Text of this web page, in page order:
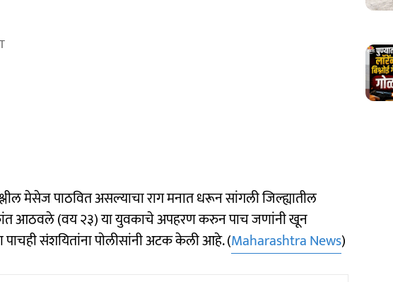
मेसेज पाठवित असल्याचा राग मनात धरून सांगली जिल्ह्यातील
आठवले (वय २३) या युवकाचे अपहरण करुन पाच जणांनी खून
संशयितांना पाेलीसांनी अटक केली आहे. (Maharashtra News)